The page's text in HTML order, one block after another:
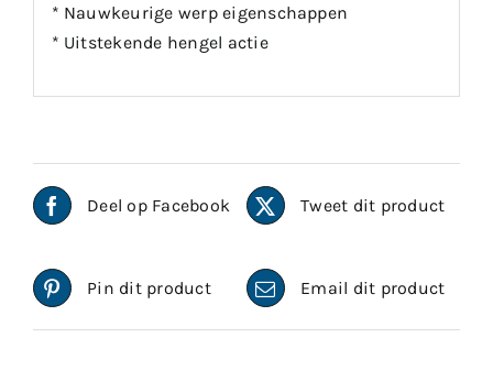
* Nauwkeurige werp eigenschappen
* Uitstekende hengel actie
Deel op Facebook Tweet dit product
Pin dit product Email dit product